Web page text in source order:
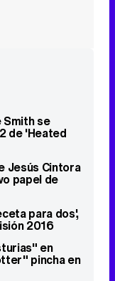
Smith se
de 'Heated
Jesús Cintora
papel de
para dos',
2016
en
pincha en